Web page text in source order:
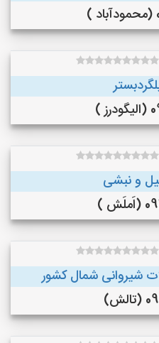
)
و نبشی
)
شیروانی شمال کشور